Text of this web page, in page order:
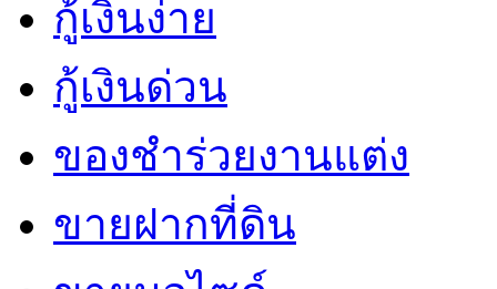
กู้เงินง่าย
กู้เงินด่วน
ของชำร่วยงานแต่ง
ขายฝากที่ดิน